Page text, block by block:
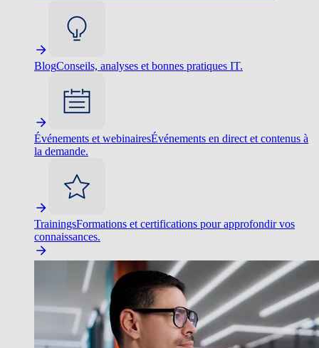
BlogConseils, analyses et bonnes pratiques IT.
Événements et webinairesÉvénements en direct et contenus à
la demande.
TrainingsFormations et certifications pour approfondir vos
connaissances.